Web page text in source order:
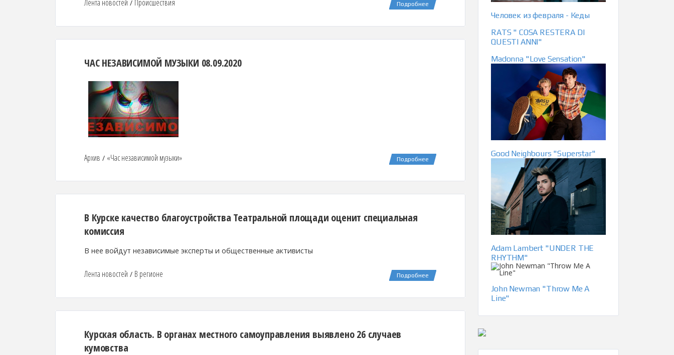
Лента новостей / Происшествия Подробнее
ЧАС НЕЗАВИСИМОЙ МУЗЫКИ 08.09.2020
Архив / «Час независимой музыки» Подробнее
В Курске качество благоустройства Театральной площади оценит специальная
комиссия
В нее войдут независимые эксперты и общественные активисты
Лента новостей / В регионе Подробнее
Курская область. В органах местного самоуправления выявлено 26 случаев
кумовства
Человек из февраля - Кеды
RATS " COSA RESTERA DI
QUESTI ANNI"
Madonna "Love Sensation"
Good Neighbours "Superstar"
Adam Lambert "UNDER THE
RHYTHM"
John Newman "Throw Me A
Line"